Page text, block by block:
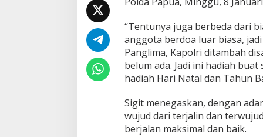
r
,
K
a
p
o
i
:
W
u
“Tentunya juga berbeda dari
anggota berdoa luar biasa,
Panglima, Kapolri ditambah
belum ada. Jadi ini hadiah
hadiah Hari Natal dan Tahun
Sigit menegaskan, dengan
wujud dari terjalin dan
berjalan maksimal dan baik.